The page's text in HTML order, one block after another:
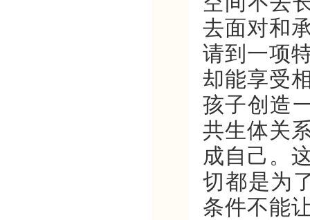
去面对和
请到一项
却能享受
孩子创造
共生体关
成自己。
切都是为
条件不能